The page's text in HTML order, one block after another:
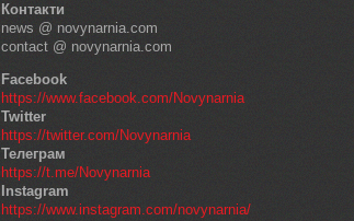
Контакти
news @ novynarnia.com
contact @ novynarnia.com
Facebook
https://www.facebook.com/Novynarnia
Twitter
https://twitter.com/Novynarnia
Телеграм
https://t.me/Novynarnia
Instagram
https://www.instagram.com/novynarnia/